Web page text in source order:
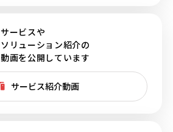
サービスや
ソリューション紹介の
動画を公開しています
サービス紹介動画